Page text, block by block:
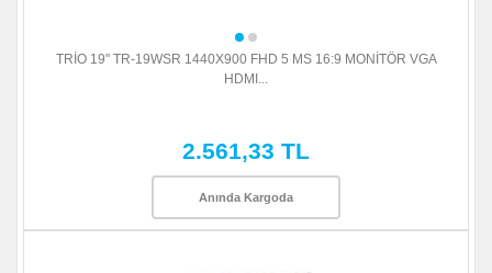
TRİO 19" TR-19WSR 1440X900 FHD 5 MS 16:9 MONİTÖR VGA
HDMI...
2.561,33 TL
Anında Kargoda